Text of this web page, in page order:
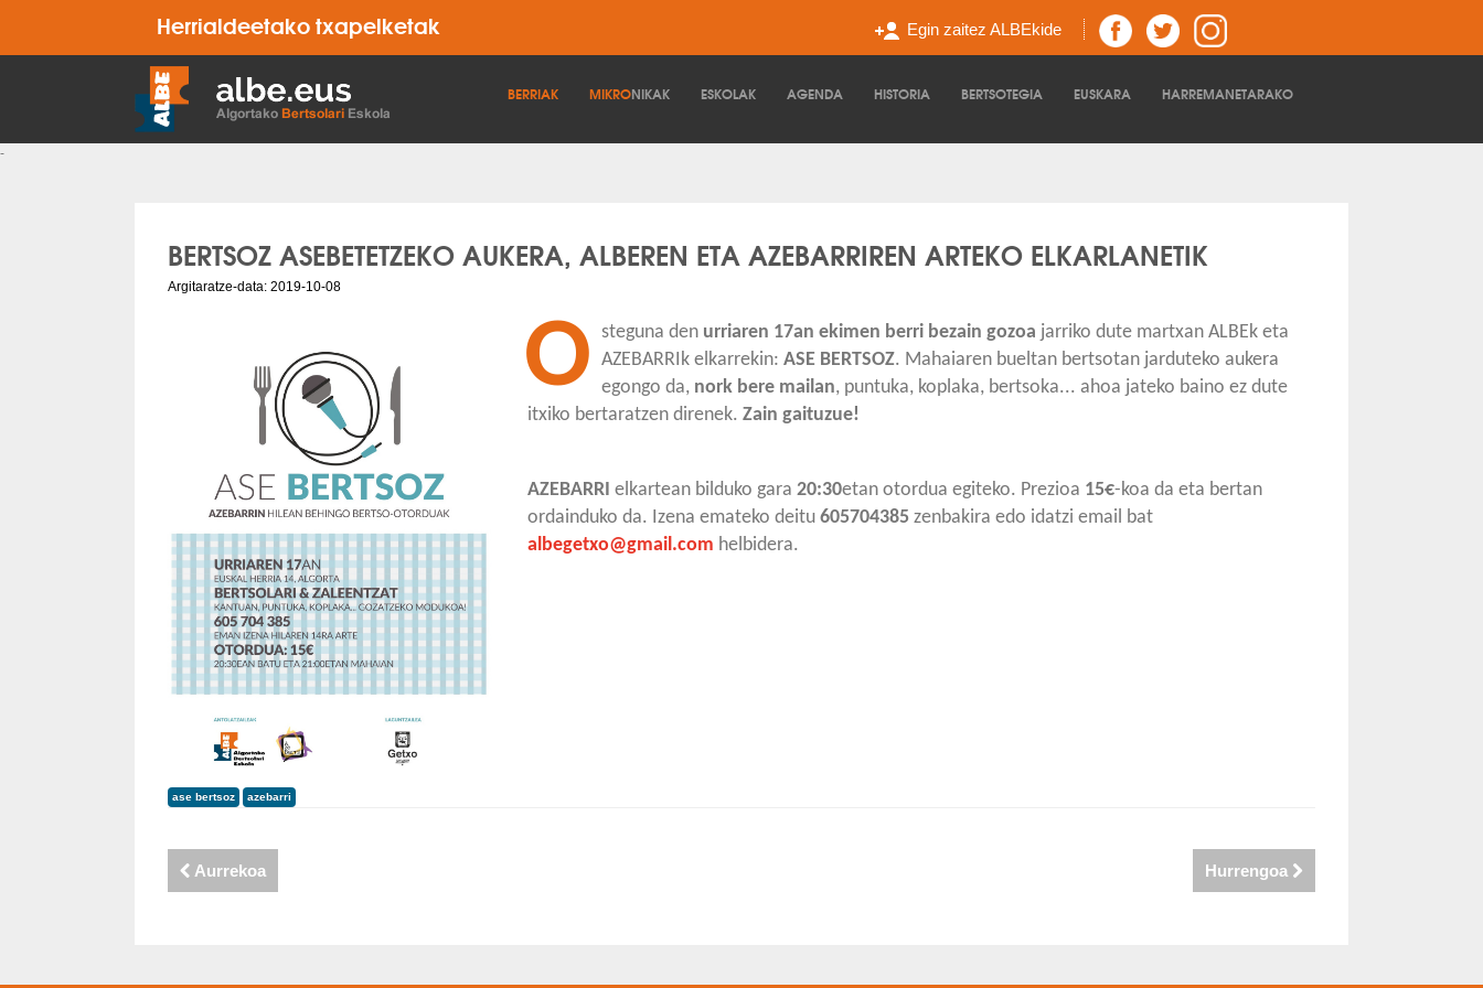
BERRIAK MIKRONIKAK ESKOLAK AGENDA HISTORIA BERTSOTEGIA EUSKARA HARREMANETARAKO
Herrialdeetako txapelketak Egin zaitez ALBEkide
-
BERTSOZ ASEBETETZEKO AUKERA, ALBEREN ETA AZEBARRIREN ARTEKO ELKARLANETIK
Argitaratze-data: 2019-10-08
O steguna den urriaren 17an ekimen berri bezain gozoa jarriko dute martxan ALBEk eta
AZEBARRIk elkarrekin: ASE BERTSOZ. Mahaiaren bueltan bertsotan jarduteko aukera
egongo da, nork bere mailan, puntuka, koplaka, bertsoka... ahoa jateko baino ez dute
itxiko bertaratzen direnek. Zain gaituzue!
AZEBARRI elkartean bilduko gara 20:30etan otordua egiteko. Prezioa 15€-koa da eta bertan
ordainduko da. Izena emateko deitu 605704385 zenbakira edo idatzi email bat
albegetxo@gmail.com helbidera.
ase bertsoz azebarri
Aurrekoa Hurrengoa